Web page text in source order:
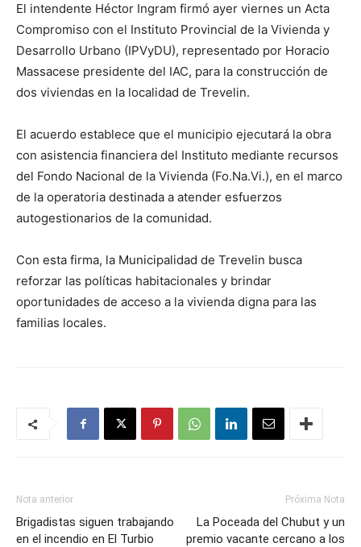
El intendente Héctor Ingram firmó ayer viernes un Acta
Compromiso con el Instituto Provincial de la Vivienda y
Desarrollo Urbano (IPVyDU), representado por Horacio
Massacese presidente del IAC, para la construcción de
dos viviendas en la localidad de Trevelin.
El acuerdo establece que el municipio ejecutará la obra
con asistencia financiera del Instituto mediante recursos
del Fondo Nacional de la Vivienda (Fo.Na.Vi.), en el marco
de la operatoria destinada a atender esfuerzos
autogestionarios de la comunidad.
Con esta firma, la Municipalidad de Trevelin busca
reforzar las políticas habitacionales y brindar
oportunidades de acceso a la vivienda digna para las
familias locales.
Nota anterior
Brigadistas siguen trabajando
en el incendio en El Turbio
Próxima Nota
La Poceada del Chubut y un
premio vacante cercano a los